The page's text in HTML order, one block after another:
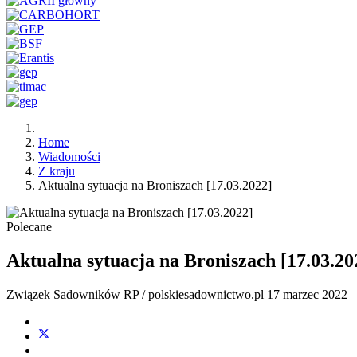
Home
Wiadomości
Z kraju
Aktualna sytuacja na Broniszach [17.03.2022]
Polecane
Aktualna sytuacja na Broniszach
Związek Sadowników RP / polskiesadownictwo.pl 17 marzec 2022